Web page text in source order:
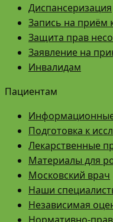
Диспансеризация
Запись на приём
Защита прав
Заявление на
Инвалидам
Пациентам
Подготовка к
Лекарственные
Материалы для
Московский врач
Наши
Независимая